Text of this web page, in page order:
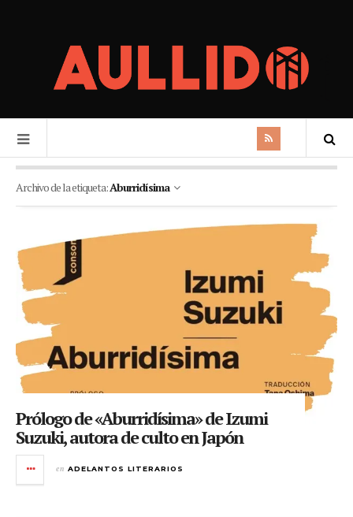
Archivo de la etiqueta:Aburridísima
Prólogo de «Aburridísima» de Izumi
Suzuki, autora de culto en Japón
en ADELANTOS LITERARIOS